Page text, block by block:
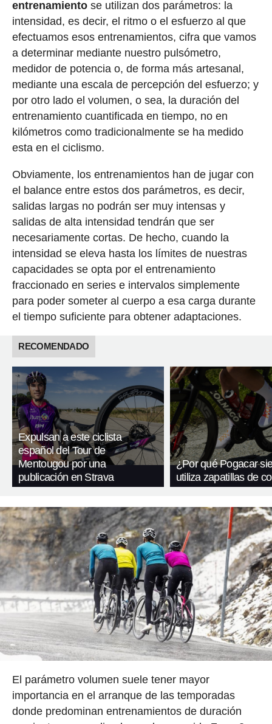
entrenamientose utilizan dos parámetros: la
intensidad, es decir, el ritmo o el esfuerzo al que
efectuamos esos entrenamientos, cifra que vamos
a determinar mediante nuestro pulsómetro,
medidor de potencia o, de forma más artesanal,
mediante una escala de percepción del esfuerzo; y
por otro lado el volumen, o sea, la duración del
entrenamiento cuantificada en tiempo, no en
kilómetros como tradicionalmente se ha medido
esta en el ciclismo.
Obviamente, los entrenamientos han de jugar con
el balance entre estos dos parámetros, es decir,
salidas largas no podrán ser muy intensas y
salidas de alta intensidad tendrán que ser
necesariamente cortas. De hecho, cuando la
intensidad se eleva hasta los límites de nuestras
capacidades se opta por el entrenamiento
fraccionado en series e intervalos simplemente
para poder someter al cuerpo a esa carga durante
el tiempo suficiente para obtener adaptaciones.
RECOMENDADO
Expulsan a este ciclista
español del Tour de
Mentougou por una
publicación en Strava
¿Por qué Pogacar
utiliza zapatillas de
El parámetro volumen suele tener mayor
importancia en el arranque de las temporadas
donde predominan entrenamientos de duración